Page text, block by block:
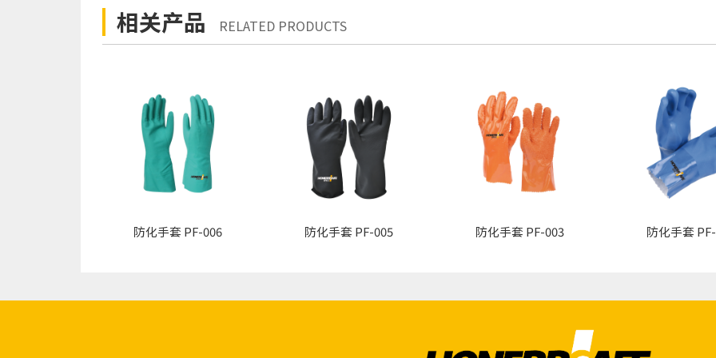
相关产品 RELATED PRODUCTS
防化手套 PF-006 防化手套 PF-005 防化手套 PF-003 防化手套